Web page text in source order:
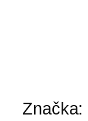
Značka: